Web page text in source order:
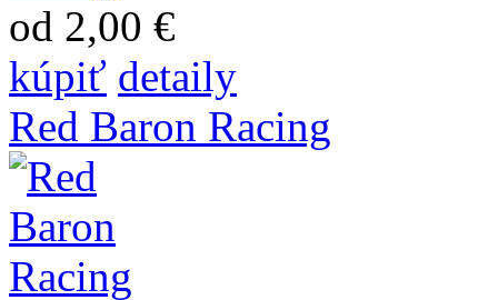
od 2,00 €
kúpiť detaily
Red Baron Racing